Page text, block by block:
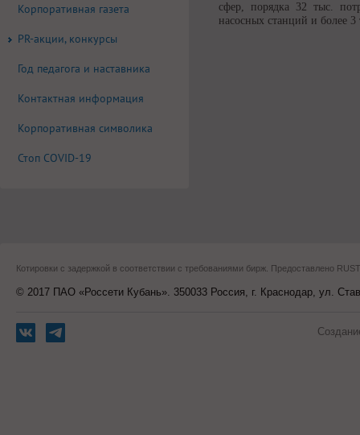
сфер, порядка 32 тыс.
насосных станций и более
Корпоративная газета
PR-акции, конкурсы
Год педагога и наставника
Контактная информация
Корпоративная символика
Стоп COVID-19
Котировки с задержкой в соответствии с требованиями бирж. Предоставлено
© 2017 ПАО «Россети Кубань». 350033 Россия, г. Краснодар, ул.